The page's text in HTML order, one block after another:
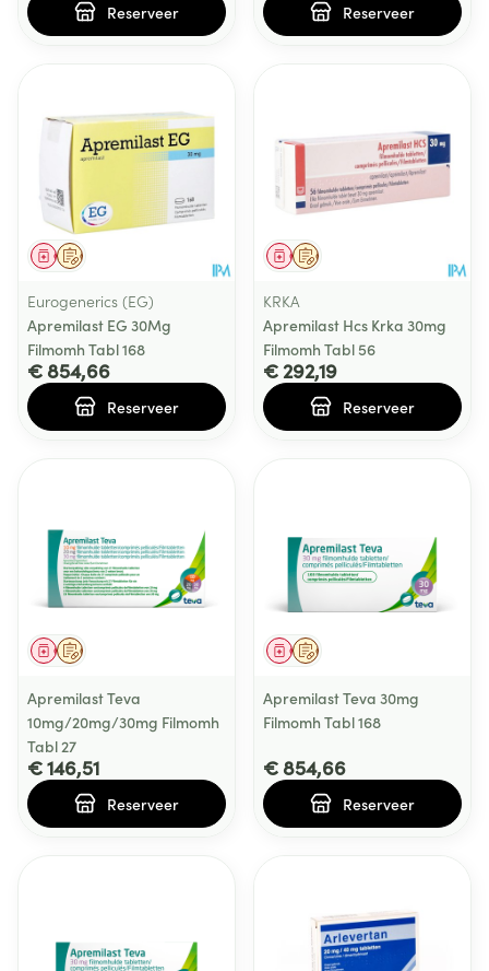
Reserveer Reserveer
Op voorschrift
Geneesmiddel
Eurogenerics (EG)
Apremilast EG 30Mg
Filmomh Tabl 168
€ 854,66
Reserveer
Op voorschrift
Geneesmiddel
KRKA
Apremilast Hcs Krka 30mg
Filmomh Tabl 56
€ 292,19
Reserveer
Op voorschrift
Geneesmiddel
Apremilast Teva
10mg/20mg/30mg Filmomh
Tabl 27
€ 146,51
Reserveer
Op voorschrift
Geneesmiddel
Apremilast Teva 30mg
Filmomh Tabl 168
€ 854,66
Reserveer